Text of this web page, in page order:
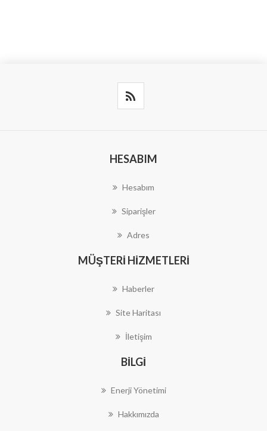
HESABIM
Hesabım
Siparişler
Adres
MÜŞTERI HIZMETLERI
Haberler
Site Haritası
İletişim
BILGI
Enerji Yönetimi
Hakkımızda